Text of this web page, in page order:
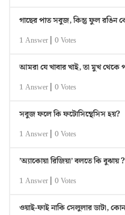
গাছের পাত সবুজ, কিন্তু ফুল রঙিন
1 Answer | 0 Votes
আমরা যে খাবার খাই, তা মুখ
1 Answer | 0 Votes
সবুজ ফলে কি ফটোসিন্থেসিস হয়?
1 Answer | 0 Votes
’অ্যাকোয়া রিজিয়া’ বলতে কি বুঝায় ?
1 Answer | 0 Votes
ওয়াই-ফাই নাকি সেলুলার ডাটা,